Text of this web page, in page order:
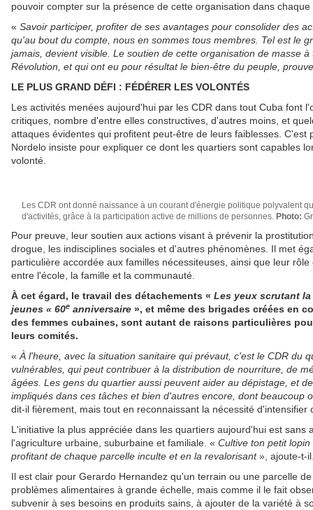
pouvoir compter sur la présence de cette organisation dans
« Savoir participer, profiter de ses avantages pour consolider des
qu'au bout du compte, nous en sommes tous membres. Tel est le
jamais, devient visible. Le soutien de cette organisation de masse
Révolution, et qui ont eu pour résultat le bien-être du peuple,
LE PLUS GRAND DÉFI : FÉDÉRER LES VOLONTÉS
Les activités menées aujourd'hui par les CDR dans tout Cuba font
critiques, nombre d'entre elles constructives, d'autres moins, et
attaques évidentes qui profitent peut-être de leurs faiblesses. C'est
Nordelo insiste pour expliquer ce dont les quartiers sont capables
volonté.
Les CDR ont donné naissance à un courant d'énergie politique polyvalent
d'activités, grâce à la participation active de millions de personnes. Photo:
Pour preuve, leur soutien aux actions visant à prévenir la
drogue, les indisciplines sociales et d'autres phénomènes. Il met
particulière accordée aux familles nécessiteuses, ainsi que leur
entre l'école, la famille et la communauté.
À cet égard, le travail des détachements « Les yeux scrutant la
jeunes « 60e anniversaire », et même des brigades créées en
des femmes cubaines, sont autant de raisons particulières
leurs comités.
« À l'heure, avec la situation sanitaire qui prévaut, c'est le CDR du
vulnérables, qui peut contribuer à la distribution de nourriture, de
âgées. Les gens du quartier aussi peuvent aider au dépistage, et
impliqués dans ces tâches et bien d'autres encore, dont beaucoup
dit-il fièrement, mais tout en reconnaissant la nécessité d'intensifier
L'initiative la plus appréciée dans les quartiers aujourd'hui est sans
l'agriculture urbaine, suburbaine et familiale. « Cultive ton petit
profitant de chaque parcelle inculte et en la revalorisant», ajoute-t-
Il est clair pour Gerardo Hernandez qu'un terrain ou une parcelle
problèmes alimentaires à grande échelle, mais comme il le fait
subvenir à ses besoins en produits sains, à ajouter de la variété à